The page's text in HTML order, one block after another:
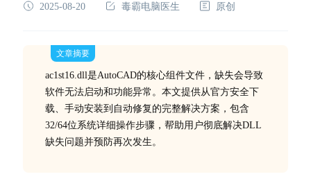
2025-08-20 毒霸电脑医生 原创
文章摘要
ac1st16.dll是AutoCAD的核心组件文件，缺失会导致
软件无法启动和功能异常。本文提供从官方安全下
载、手动安装到自动修复的完整解决方案，包含
32/64位系统详细操作步骤，帮助用户彻底解决DLL
缺失问题并预防再次发生。